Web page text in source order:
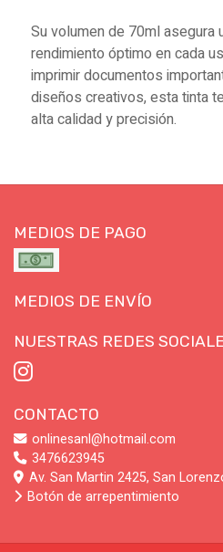
Su volumen de 70ml asegura
rendimiento óptimo en cada
imprimir documentos
diseños creativos, esta tinta
alta calidad y precisión.
MEDIOS DE PAGO
MEDIOS DE ENVÍO
NUESTRAS REDES
CONTACTO
onlinesanl@hotmail.com
3476623945
Av. San Martin 2425, San
Botón de arrepentimiento